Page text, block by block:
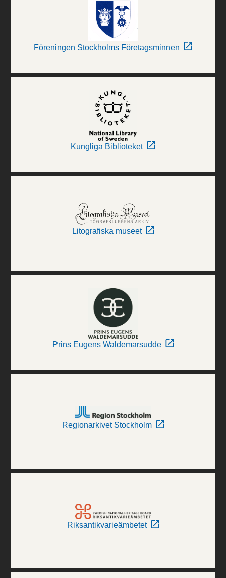
Föreningen Stockholms Företagsminnen
Kungliga Biblioteket
Litografiska museet
Prins Eugens Waldemarsudde
Regionarkivet Stockholm
Riksantikvarieämbetet